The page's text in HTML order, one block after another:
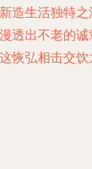
造生活独特
透出不老的
恢弘相击交